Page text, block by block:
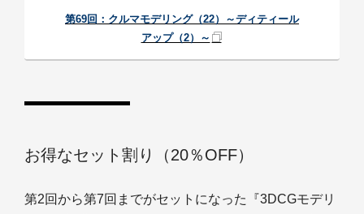
第69回：クルマモデリング（22）～ディティール
アップ（2）～
お得なセット割り（20％OFF）
第2回から第7回までがセットになった『3DCGモデリ